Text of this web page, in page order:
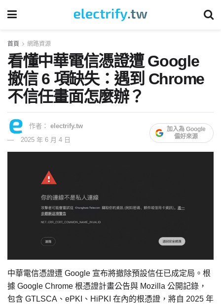
首頁 網路資源
看懂中華電信憑證遭 Google
撤信 6 項缺失：遇到 Chrome
不信任畫面怎麼辦？
作者： electrify.tw
2025 年 6 月 4 日
加入為 Google
偏好來源
中華電信憑證遭 Google 宣布將撤除預設信任已成定局。根
據 Google Chrome 根憑證計畫公告與 Mozilla 公開記錄，
包含 GTLSCA、ePKI、HiPKI 在內的根憑證，將自 2025 年